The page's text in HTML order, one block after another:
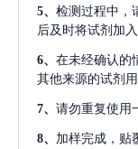
5、 检测过程中，
后及时将试剂加
6、 在未经确认的
其他来源的试剂用
7、 请勿重复使用
8、 加样完成，贴